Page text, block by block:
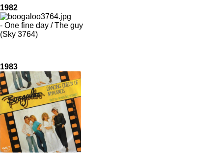
1982
- One fine day / The guy
(Sky 3764)
1983